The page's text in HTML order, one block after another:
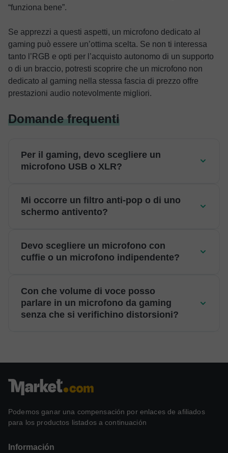
“funziona bene”.
Se apprezzi a questi aspetti, un microfono dedicato al
gaming può essere un’ottima scelta. Se non ti interessa
tanto l’RGB e opti per l’acquisto autonomo di un supporto
o di un braccio, potresti scoprire che un microfono non
dedicato al gaming nella stessa fascia di prezzo offre
prestazioni audio notevolmente migliori.
Domande frequenti
Per il gaming, devo scegliere un
microfono USB o XLR?
Mi occorre un filtro anti-pop o di uno
schermo antivento?
Devo scegliere un microfono con
cuffie o un microfono indipendente?
Con che volume di voce posso
parlare in un microfono da gaming
senza che si verifichino distorsioni?
Podemos ganar una compensación por enlaces de afiliados
para los productos listados a continuación
Información